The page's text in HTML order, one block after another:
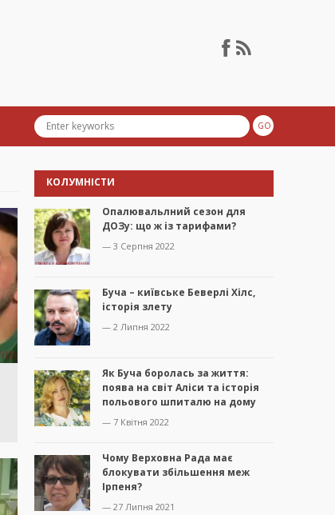
КОЛУМНІСТИ
Опалювальлний сезон для
ДОЗу: що ж із тарифами?
— 3 Серпня 2022
Буча – київське Беверлі Хілс,
історія злету
— 2 Липня 2022
Як Буча боролась за життя:
поява на світ Аліси та історія
польового шпиталю на дому
— 7 Квітня 2022
Чому Верховна Рада має
блокувати збільшення меж
Ірпеня?
— 27 Липня 2021